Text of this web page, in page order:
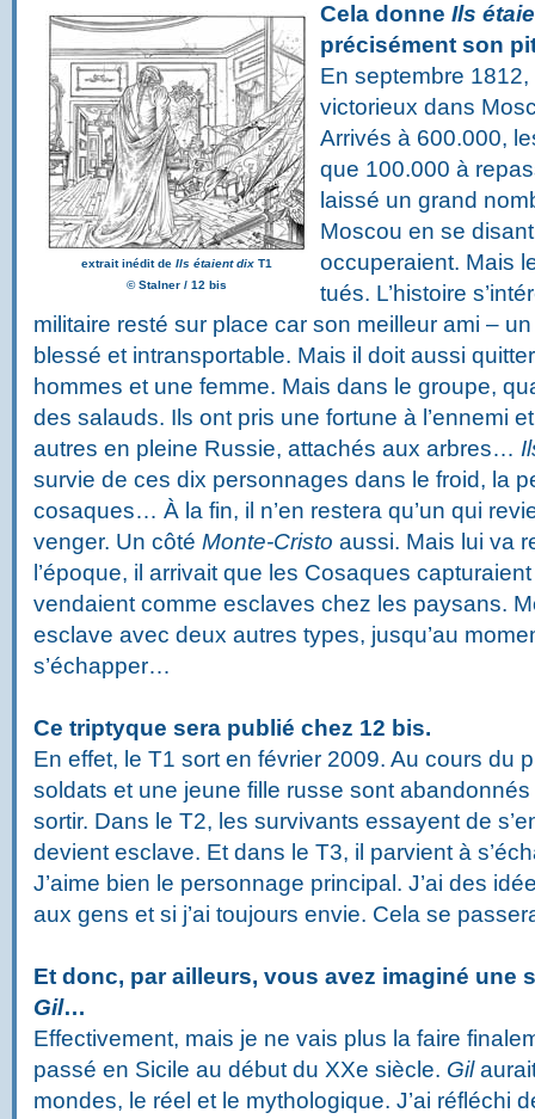
extrait inédit de Ils étaient dix T1
©Stalner / 12 bis
Cela donne Ils
précisément son
En septembre
victorieux dans
Arrivés à 600.000,
que 100.000 à
laissé un grand
Moscou en se
occuperaient. Mais
tués. L’histoire
militaire resté sur place car son meilleur ami –
blessé et intransportable. Mais il doit aussi
hommes et une femme. Mais dans le groupe,
des salauds. Ils ont pris une fortune à l’ennemi
autres en pleine Russie, attachés aux arbres…
survie de ces dix personnages dans le froid, la
cosaques… À la fin, il n’en restera qu’un qui
venger. Un côté Monte-Cristo aussi. Mais lui va
l’époque, il arrivait que les Cosaques
vendaient comme esclaves chez les paysans.
esclave avec deux autres types, jusqu’au
s’échapper…
Ce triptyque sera publié chez 12 bis.
En effet, le T1 sort en février 2009. Au cours du
soldats et une jeune fille russe sont abandonnés
sortir. Dans le T2, les survivants essayent de
devient esclave. Et dans le T3, il parvient à
J’aime bien le personnage principal. J’ai des
aux gens et si j’ai toujours envie. Cela se
Et donc, par ailleurs, vous avez imaginé une
Gil…
Effectivement, mais je ne vais plus la faire
passé en Sicile au début du XXe siècle. Gil
mondes, le réel et le mythologique. J’ai réfléchi